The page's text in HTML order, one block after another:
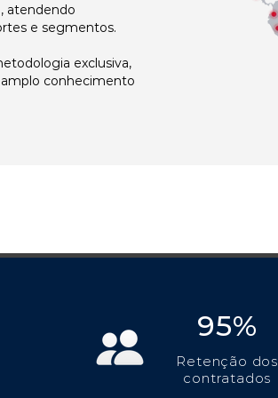
atendendo
e segmentos.
exclusiva,
conhecimento
95%
Retenção dos
contratados